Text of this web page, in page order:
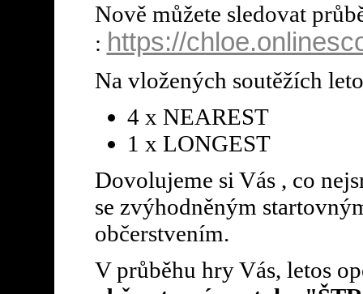
Nově můžete sledovat
: https://
Na vložených soutěžích
4 x NEAREST
1 x LONGEST
Dovolujeme si Vás , co
se zvýhodněným
občerstvením.
V průběhu hry Vás, letos